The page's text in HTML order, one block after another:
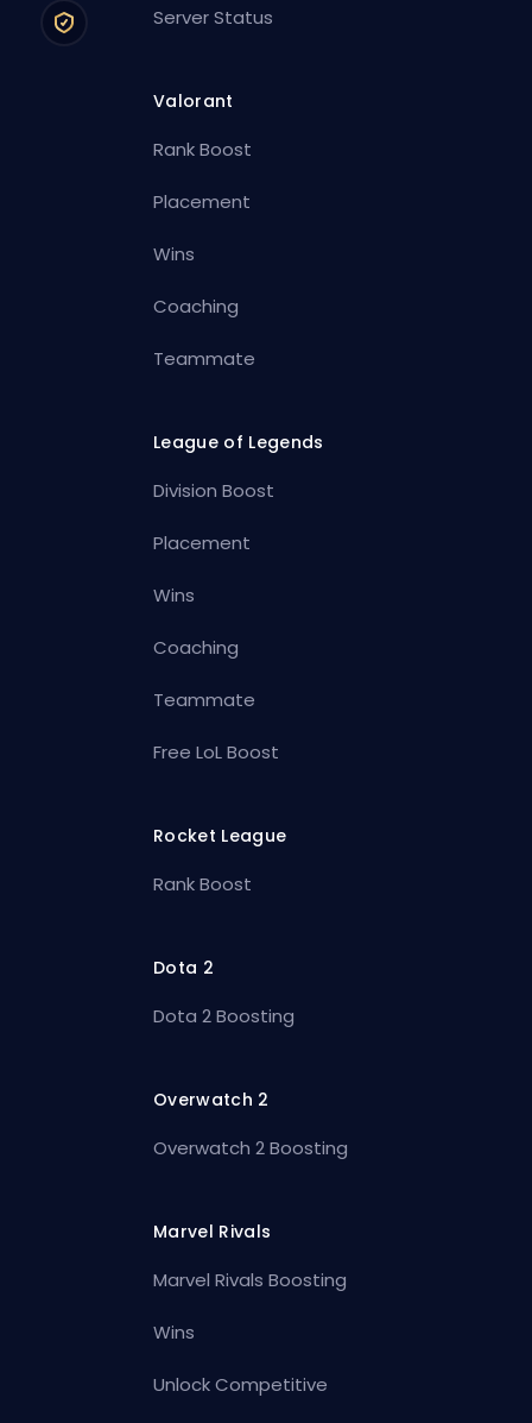
Server Status
Valorant
Rank Boost
Placement
Wins
Coaching
Teammate
League of Legends
Division Boost
Placement
Wins
Coaching
Teammate
Free LoL Boost
Rocket League
Rank Boost
Dota 2
Dota 2 Boosting
Overwatch 2
Overwatch 2 Boosting
Marvel Rivals
Marvel Rivals Boosting
Wins
Unlock Competitive